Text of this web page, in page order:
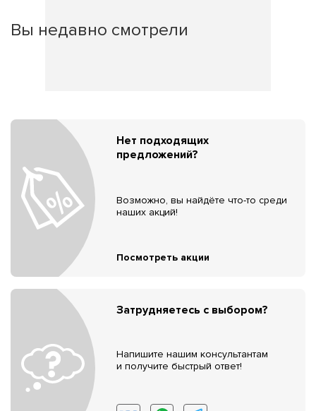
Вы недавно смотрели
Нет подходящих
предложений?
Возможно, вы найдёте что-то среди
наших акций!
Посмотреть акции
Затрудняетесь с выбором?
Напишите нашим консультантам
и получите быстрый ответ!